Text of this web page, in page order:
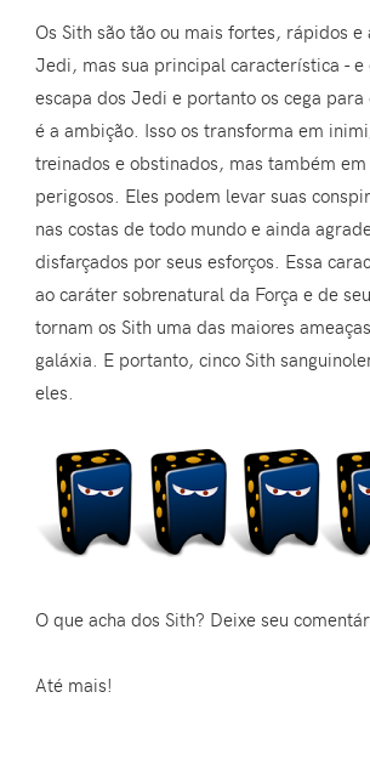
Os Sith são tão ou mais fortes, rápidos e
Jedi, mas sua principal característica - e
escapa dos Jedi e portanto os cega
é a ambição. Isso os transforma em
treinados e obstinados, mas também
perigosos. Eles podem levar suas
nas costas de todo mundo e ainda
disfarçados por seus esforços. Essa
ao caráter sobrenatural da Força e de
tornam os Sith uma das maiores
galáxia. E portanto, cinco Sith
eles.
O que acha dos Sith? Deixe seu
Até mais!